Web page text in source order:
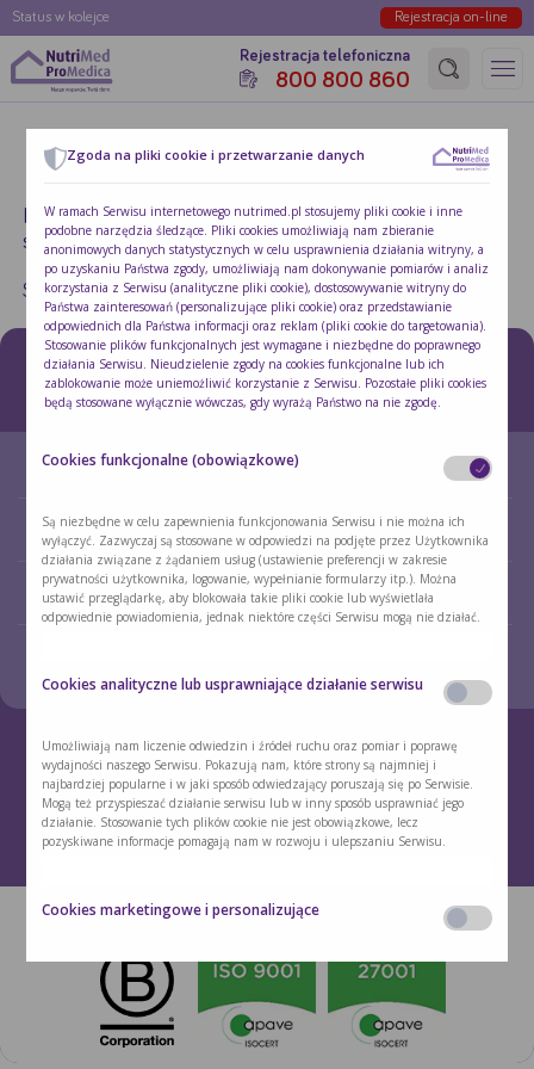
Status w kolejce Rejestracja on-line
Rejestracja telefoniczna
800 800 860
Strona główna
NOTHING FOUND
It seems we can’t find what you’re looking for. Perhaps
searching can help.
Search for: Search
O NAS O ŻYWIENIU DOJELITOWYM
PACJENT W PORADNI
ŻYWIENIOWEJ
STREFA WSPARCIA
PORADNIA ŻYWIENIOWA DLA
DZIECI
DLA LEKARZY I PIELĘGNIAREK
Rejestracja skierowania 800 800 860
POLITYKA PRYWATNOŚCI POLITYKA COOKIES
ZMIEŃ USTAWIENIA COOKIES ZASTRZEŻENIA PRAWNE
Copyright © Nutrimed Promedica 2023. Wszelkie prawa zastrzeżone.
Zgoda na pliki cookie i przetwarzanie danych
W ramach Serwisu internetowego nutrimed.pl stosujemy pliki cookie i inne
podobne narzędzia śledzące. Pliki cookies umożliwiają nam zbieranie
anonimowych danych statystycznych w celu usprawnienia działania witryny, a
po uzyskaniu Państwa zgody, umożliwiają nam dokonywanie pomiarów i analiz
korzystania z Serwisu (analityczne pliki cookie), dostosowywanie witryny do
Państwa zainteresowań (personalizujące pliki cookie) oraz przedstawianie
odpowiednich dla Państwa informacji oraz reklam (pliki cookie do targetowania).
Stosowanie plików funkcjonalnych jest wymagane i niezbędne do poprawnego
działania Serwisu. Nieudzielenie zgody na cookies funkcjonalne lub ich
zablokowanie może uniemożliwić korzystanie z Serwisu. Pozostałe pliki cookies
będą stosowane wyłącznie wówczas, gdy wyrażą Państwo na nie zgodę.
W każdej chwili mogą Państwo cofnąć lub zmienić wyrażone zgody za pomocą
opcji "Zmień ustawienia cookies", które znajdą Państwo w stopce Serwisu, a
Szczegółowe informacje o stosowaniu cookies znajdują się w Polityce cookies
Informacje dotyczące przetwarzania Państwa danych osobowych znajdują się w
Polityce prywatności. Polityka cookies oraz Polityka prywatności są dodatkowo
dostępne w każdym czasie w stopce Serwisu.
Cookies funkcjonalne (obowiązkowe)
Są niezbędne w celu zapewnienia funkcjonowania Serwisu i nie można ich
wyłączyć. Zazwyczaj są stosowane w odpowiedzi na podjęte przez Użytkownika
działania związane z żądaniem usług (ustawienie preferencji w zakresie
prywatności użytkownika, logowanie, wypełnianie formularzy itp.). Można
ustawić przeglądarkę, aby blokowała takie pliki cookie lub wyświetlała
odpowiednie powiadomienia, jednak niektóre części Serwisu mogą nie działać.
Cookies analityczne lub usprawniające działanie serwisu
Umożliwiają nam liczenie odwiedzin i źródeł ruchu oraz pomiar i poprawę
wydajności naszego Serwisu. Pokazują nam, które strony są najmniej i
najbardziej popularne i w jaki sposób odwiedzający poruszają się po Serwisie.
Mogą też przyspieszać działanie serwisu lub w inny sposób usprawniać jego
działanie. Stosowanie tych plików cookie nie jest obowiązkowe, lecz
pozyskiwane informacje pomagają nam w rozwoju i ulepszaniu Serwisu.
Cookies marketingowe i personalizujące
Służą do pozyskiwania informacji o zainteresowaniach Użytkownika na
podstawie informacji dotyczących korzystania z Serwisu i personalizacji treści
wyświetlanych w Serwisie. Na podstawie posiadanych informacji możemy
stosować prosty marketing spersonalizowany lub tworzyć proste profile naszych
Użytkowników, na podstawie których dostosowujemy treści w Serwisie